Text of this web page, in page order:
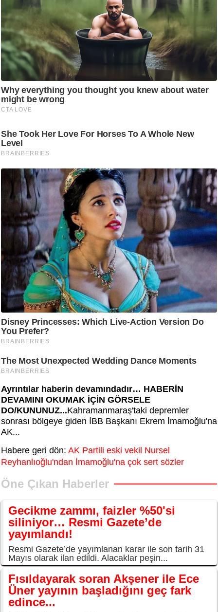
Ayrıntılar haberin devamındadır… HABERİN
DEVAMINI OKUMAK İÇİN GÖRSELE
DO/KUNUNUZ...Kahramanmaraş'taki depremler
sonrası bölgeye giden İBB Başkanı Ekrem İmamoğlu'na
AK...
Habere geri dön: AK Partili eski vekil Nursel
Reyhanlıoğlu'ndan İmamoğlu'na çok sert sözler
Öne Çıkan Haberler
Gecikme zammı, faizler %50'si
siliniyor… Resmi Gazete’de
yayımlandı!
Resmi Gazete’de yayımlanan karar ile son tarih 31
Mayıs olarak ilan edildi. Alacaklar peşin...
Fısıldayarak soran Akşener ile Ece
Üner yayının başladığını geç fark
edince...